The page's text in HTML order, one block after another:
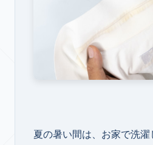
夏の暑い間は、お家で洗